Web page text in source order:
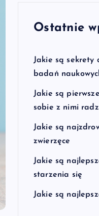
Ostatnie
Jakie są sekrety
badań
Jakie są
sobie z nimi
Jakie są
zwierzęce
Jakie są
starzenia się
Jakie są